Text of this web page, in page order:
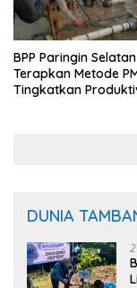
BPP Paringin Selatan
Terapkan Metode
Tingkatkan
DUNIA